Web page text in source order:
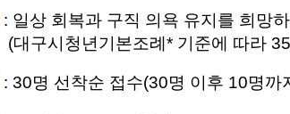
: 일상 회복과 구직 의욕 유지를 희망
(대구시청년기본조례* 기준에 따라
: 30명 선착순 접수(30명 이후 10명까